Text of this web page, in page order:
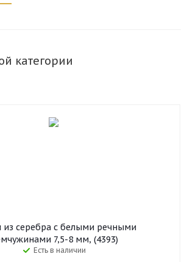
категории
из серебра c белыми речными
7,5-8 мм, (4393)
Есть в наличии